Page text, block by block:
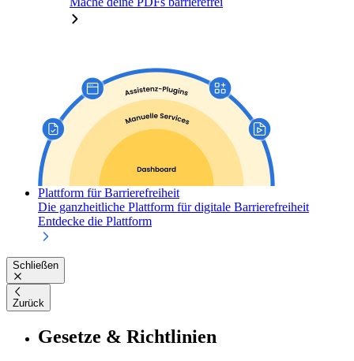
Plattform für Barrierefreiheit
Die ganzheitliche Plattform für digitale Barrierefreiheit
Entdecke die Plattform
Schließen
Zurück
Gesetze & Richtlinien